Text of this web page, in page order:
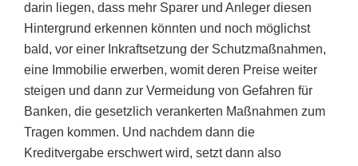
darin liegen, dass mehr Sparer und Anleger diesen
Hintergrund erkennen könnten und noch möglichst
bald, vor einer Inkraftsetzung der Schutzmaßnahmen,
eine Immobilie erwerben, womit deren Preise weiter
steigen und dann zur Vermeidung von Gefahren für
Banken, die gesetzlich verankerten Maßnahmen zum
Tragen kommen. Und nachdem dann die
Kreditvergabe erschwert wird, setzt dann also